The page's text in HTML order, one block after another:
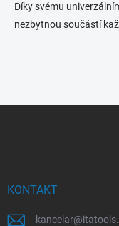
Díky svému
nezbytnou součástí
KONTAKT
kancelar@